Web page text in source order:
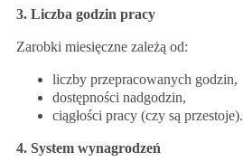
3. Liczba godzin pracy
Zarobki miesięczne zależą od:
liczby przepracowanych godzin,
dostępności nadgodzin,
ciągłości pracy (czy są przestoje).
4. System wynagrodzeń